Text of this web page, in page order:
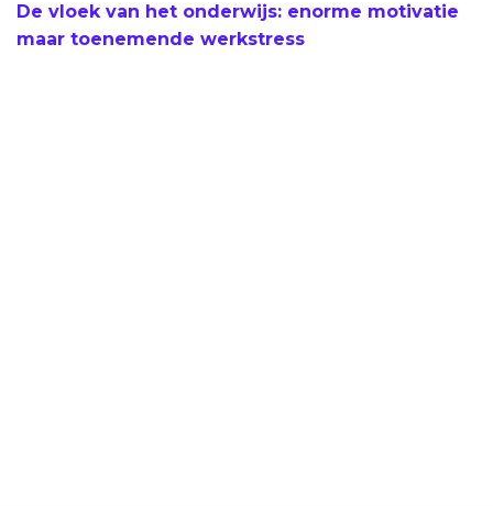
De vloek van het onderwijs: enorme motivatie
maar toenemende werkstress